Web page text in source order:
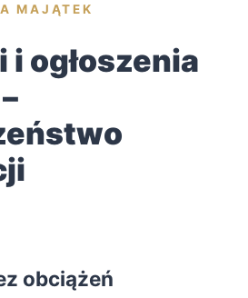
MAJĄTEK
ogłoszenia
obciążeń